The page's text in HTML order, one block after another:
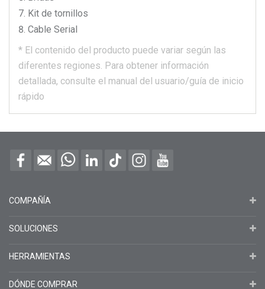
Kit de tornillos
Cable Serial
* El contenido del producto puede variar según las
diferentes regiones. Para obtener información
detallada, consulte el manual del usuario/guía de inicio
rápido
COMPAÑÍA
SOLUCIONES
HERRAMIENTAS
DÓNDE COMPRAR